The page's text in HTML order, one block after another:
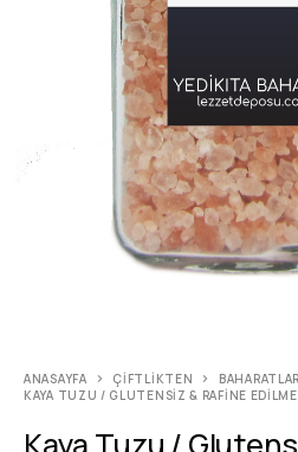
ANASAYFA ÇIFTLIKTEN
BAHARATLAR
KAYA TUZU / GLUTENSIZ & RAFINE